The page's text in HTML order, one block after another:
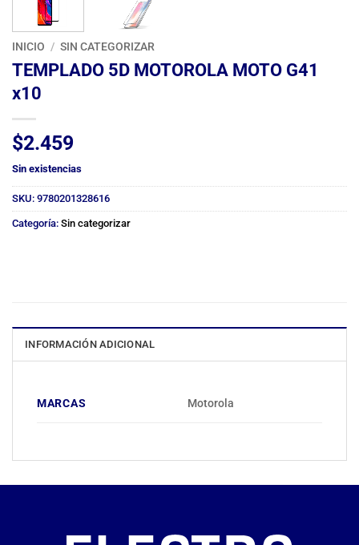
INICIO / SIN CATEGORIZAR
TEMPLADO 5D MOTOROLA MOTO G41
x10
$2.459
Sin existencias
SKU: 9780201328616
Categoría: Sin categorizar
INFORMACIÓN ADICIONAL
MARCAS Motorola